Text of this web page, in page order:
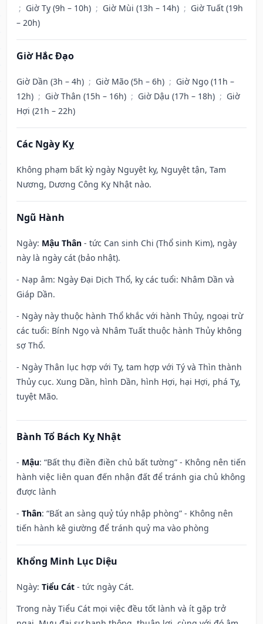
; Giờ Tỵ (9h – 10h) ; Giờ Mùi (13h – 14h) ; Giờ Tuất (19h
– 20h)
Giờ Hắc Đạo
Giờ Dần (3h – 4h) ; Giờ Mão (5h – 6h) ; Giờ Ngọ (11h –
12h) ; Giờ Thân (15h – 16h) ; Giờ Dậu (17h – 18h) ; Giờ
Hợi (21h – 22h)
Các Ngày Kỵ
Không phạm bất kỳ ngày Nguyệt kỵ, Nguyệt tận, Tam
Nương, Dương Công Kỵ Nhật nào.
Ngũ Hành
Ngày: Mậu Thân - tức Can sinh Chi (Thổ sinh Kim), ngày
này là ngày cát (bảo nhật).
- Nạp âm: Ngày Đại Dịch Thổ, kỵ các tuổi: Nhâm Dần và
Giáp Dần.
- Ngày này thuộc hành Thổ khắc với hành Thủy, ngoại trừ
các tuổi: Bính Ngọ và Nhâm Tuất thuộc hành Thủy không
sợ Thổ.
- Ngày Thân lục hợp với Tỵ, tam hợp với Tý và Thìn thành
Thủy cục. Xung Dần, hình Dần, hình Hợi, hại Hợi, phá Tỵ,
tuyệt Mão.
Bành Tổ Bách Kỵ Nhật
- Mậu: “Bất thụ điền điền chủ bất tường” - Không nên tiến
hành việc liên quan đến nhận đất để tránh gia chủ không
được lành
- Thân: “Bất an sàng quỷ túy nhập phòng” - Không nên
tiến hành kê giường để tránh quỷ ma vào phòng
Khổng Minh Lục Diệu
Ngày: Tiểu Cát - tức ngày Cát.
Trong này Tiểu Cát mọi việc đều tốt lành và ít gặp trở